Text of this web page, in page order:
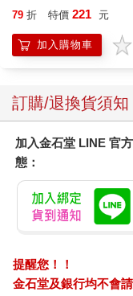
你知道沃爾瑪集團的
所奉行的財富教育核
董事長山姆.華頓(Sam
名子女從小就開始「打
的標準給付子女。
羅布森.華頓(Robson
恩當年兒時的鍛鍊，
更生的感覺！」
溫世仁曾說：「對子
給子孫，只會削弱他
教育開始吧！
79 折 特價 221 元
加入購物車
您可能也需要
百樂果汁筆0.5 PURE